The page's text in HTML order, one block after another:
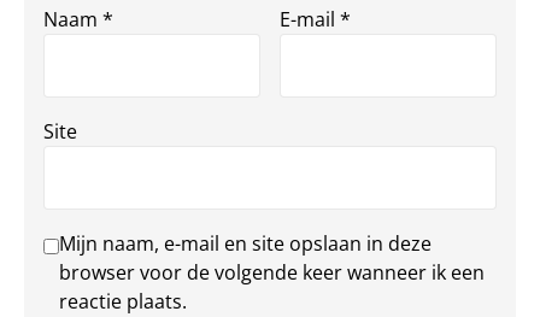
Naam * E-mail *
Site
Mijn naam, e-mail en site opslaan in deze
browser voor de volgende keer wanneer ik een
reactie plaats.